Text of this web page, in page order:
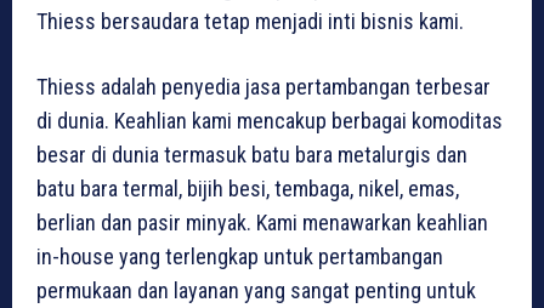
Thiess bersaudara tetap menjadi inti bisnis kami.
Thiess adalah penyedia jasa pertambangan terbesar
di dunia. Keahlian kami mencakup berbagai komoditas
besar di dunia termasuk batu bara metalurgis dan
batu bara termal, bijih besi, tembaga, nikel, emas,
berlian dan pasir minyak. Kami menawarkan keahlian
in-house yang terlengkap untuk pertambangan
permukaan dan layanan yang sangat penting untuk